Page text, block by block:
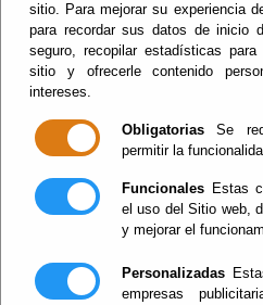
sitio. Para mejorar su experiencia
para recordar sus datos de inicio
seguro, recopilar estadísticas
sitio y ofrecerle contenido
intereses.
Obligatorias Se
permitir la
Funcionales Estas
el uso del Sitio web,
y mejorar el
Personalizadas
empresas
Anuncios
cobranza
Se pone en conocimiento de
interesados el siguiente
EMISIÓN